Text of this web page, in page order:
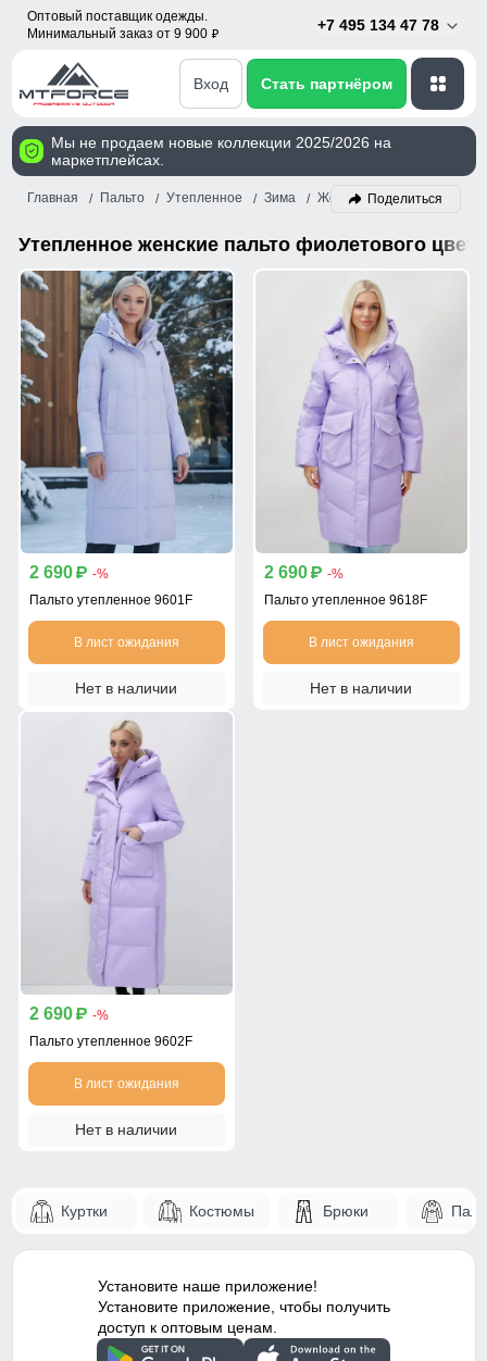
Оптовый поставщик одежды.
Минимальный заказ от 9 900 p
+7 495 134 47 78
Вход Стать партнёром
Мы не продаем новые коллекции 2025/2026 на
маркетплейсах.
Главная Пальто Утепленное Зима Женский Фиолетовый
Поделиться
Утепленное женские пальто фиолетового
2 690 p -%
Пальто утепленное 9601F
В лист ожидания
Нет в наличии
2 690 p -%
Пальто утепленное 9618F
В лист ожидания
Нет в наличии
2 690 p -%
Пальто утепленное 9602F
В лист ожидания
Нет в наличии
Куртки Костюмы Брюки
Установите наше приложение!
Установите приложение, чтобы получить
доступ к оптовым ценам.